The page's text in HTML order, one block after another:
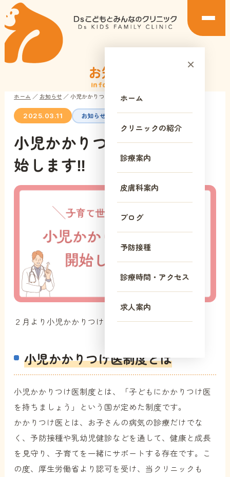
×
ホーム
クリニックの紹介
診療案内
皮膚科案内
ブログ
予防接種
診療時間・アクセス
求人案内
お知らせ
Information
ホーム ／ お知らせ ／小児かかりつけ医制度を開始します‼︎
2025.03.11 お知らせ
小児かかりつけ医制度を開
始します‼︎
２月より小児かかりつけ医制度を開始致しました。
小児かかりつけ医制度とは
小児かかりつけ医制度とは、「子どもにかかりつけ医
を持ちましょう」という国が定めた制度です。
かかりつけ医とは、お子さんの病気の診療だけでな
く、予防接種や乳幼児健診などを通して、健康と成長
を見守り、子育てを一緒にサポートする存在です。こ
の度、厚生労働省より認可を受け、当クリニックも